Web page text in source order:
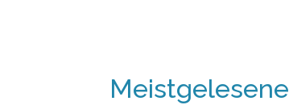
Meistgelesene